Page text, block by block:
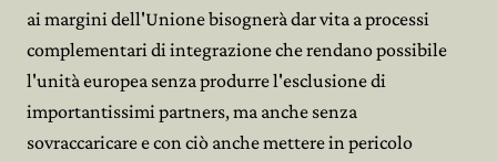
ai margini dell'Unione bisognerà dar vita a processi
complementari di integrazione che rendano possibile
l'unità europea senza produrre l'esclusione di
importantissimi partners, ma anche senza
sovraccaricare e con ciò anche mettere in pericolo